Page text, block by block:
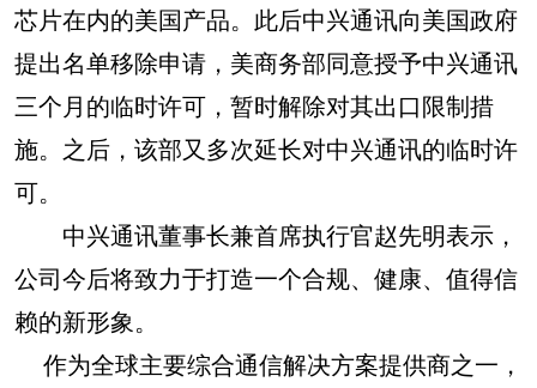
芯片在内的美国产品。此后中兴通讯向美国政府
提出名单移除申请，美商务部同意授予中兴通讯
三个月的临时许可，暂时解除对其出口限制措
施。之后，该部又多次延长对中兴通讯的临时许
可。
中兴通讯董事长兼首席执行官赵先明表示，
公司今后将致力于打造一个合规、健康、值得信
赖的新形象。
作为全球主要综合通信解决方案提供商之一，